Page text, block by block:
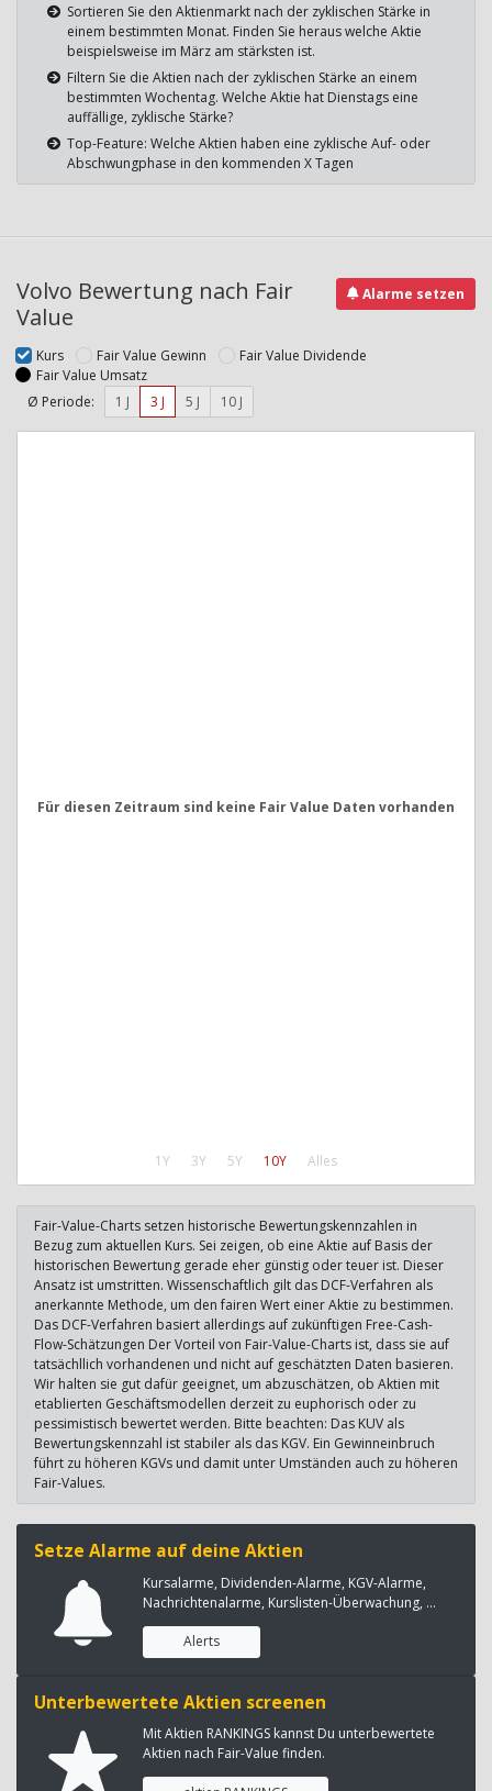
Sortieren Sie den Aktienmarkt nach der zyklischen Stärke in
einem bestimmten Monat. Finden Sie heraus welche Aktie
beispielsweise im März am stärksten ist.
Filtern Sie die Aktien nach der zyklischen Stärke an einem
bestimmten Wochentag. Welche Aktie hat Dienstags eine
auffällige, zyklische Stärke?
Top-Feature: Welche Aktien haben eine zyklische Auf- oder
Abschwungphase in den kommenden X Tagen
Volvo Bewertung nach Fair
Value
Alarme setzen
Kurs Fair Value Gewinn
Fair Value Dividende
Fair Value Umsatz
Ø Periode:
1 J 3 J 5 J 10 J
1Y 3Y 5Y 10Y Alles
Für diesen Zeitraum sind keine Fair Value Daten vorhanden
Fair-Value-Charts setzen historische Bewertungskennzahlen in
Bezug zum aktuellen Kurs. Sei zeigen, ob eine Aktie auf Basis der
historischen Bewertung gerade eher günstig oder teuer ist. Dieser
Ansatz ist umstritten. Wissenschaftlich gilt das DCF-Verfahren als
anerkannte Methode, um den fairen Wert einer Aktie zu bestimmen.
Das DCF-Verfahren basiert allerdings auf zukünftigen Free-Cash-
Flow-Schätzungen Der Vorteil von Fair-Value-Charts ist, dass sie auf
tatsächllich vorhandenen und nicht auf geschätzten Daten basieren.
Wir halten sie gut dafür geeignet, um abzuschätzen, ob Aktien mit
etablierten Geschäftsmodellen derzeit zu euphorisch oder zu
pessimistisch bewertet werden. Bitte beachten: Das KUV als
Bewertungskennzahl ist stabiler als das KGV. Ein Gewinneinbruch
führt zu höheren KGVs und damit unter Umständen auch zu höheren
Fair-Values.
Setze Alarme auf deine Aktien
Kursalarme, Dividenden-Alarme, KGV-Alarme,
Nachrichtenalarme, Kurslisten-Überwachung, ...
Alerts
Unterbewertete Aktien screenen
Mit Aktien RANKINGS kannst Du unterbewertete
Aktien nach Fair-Value finden.